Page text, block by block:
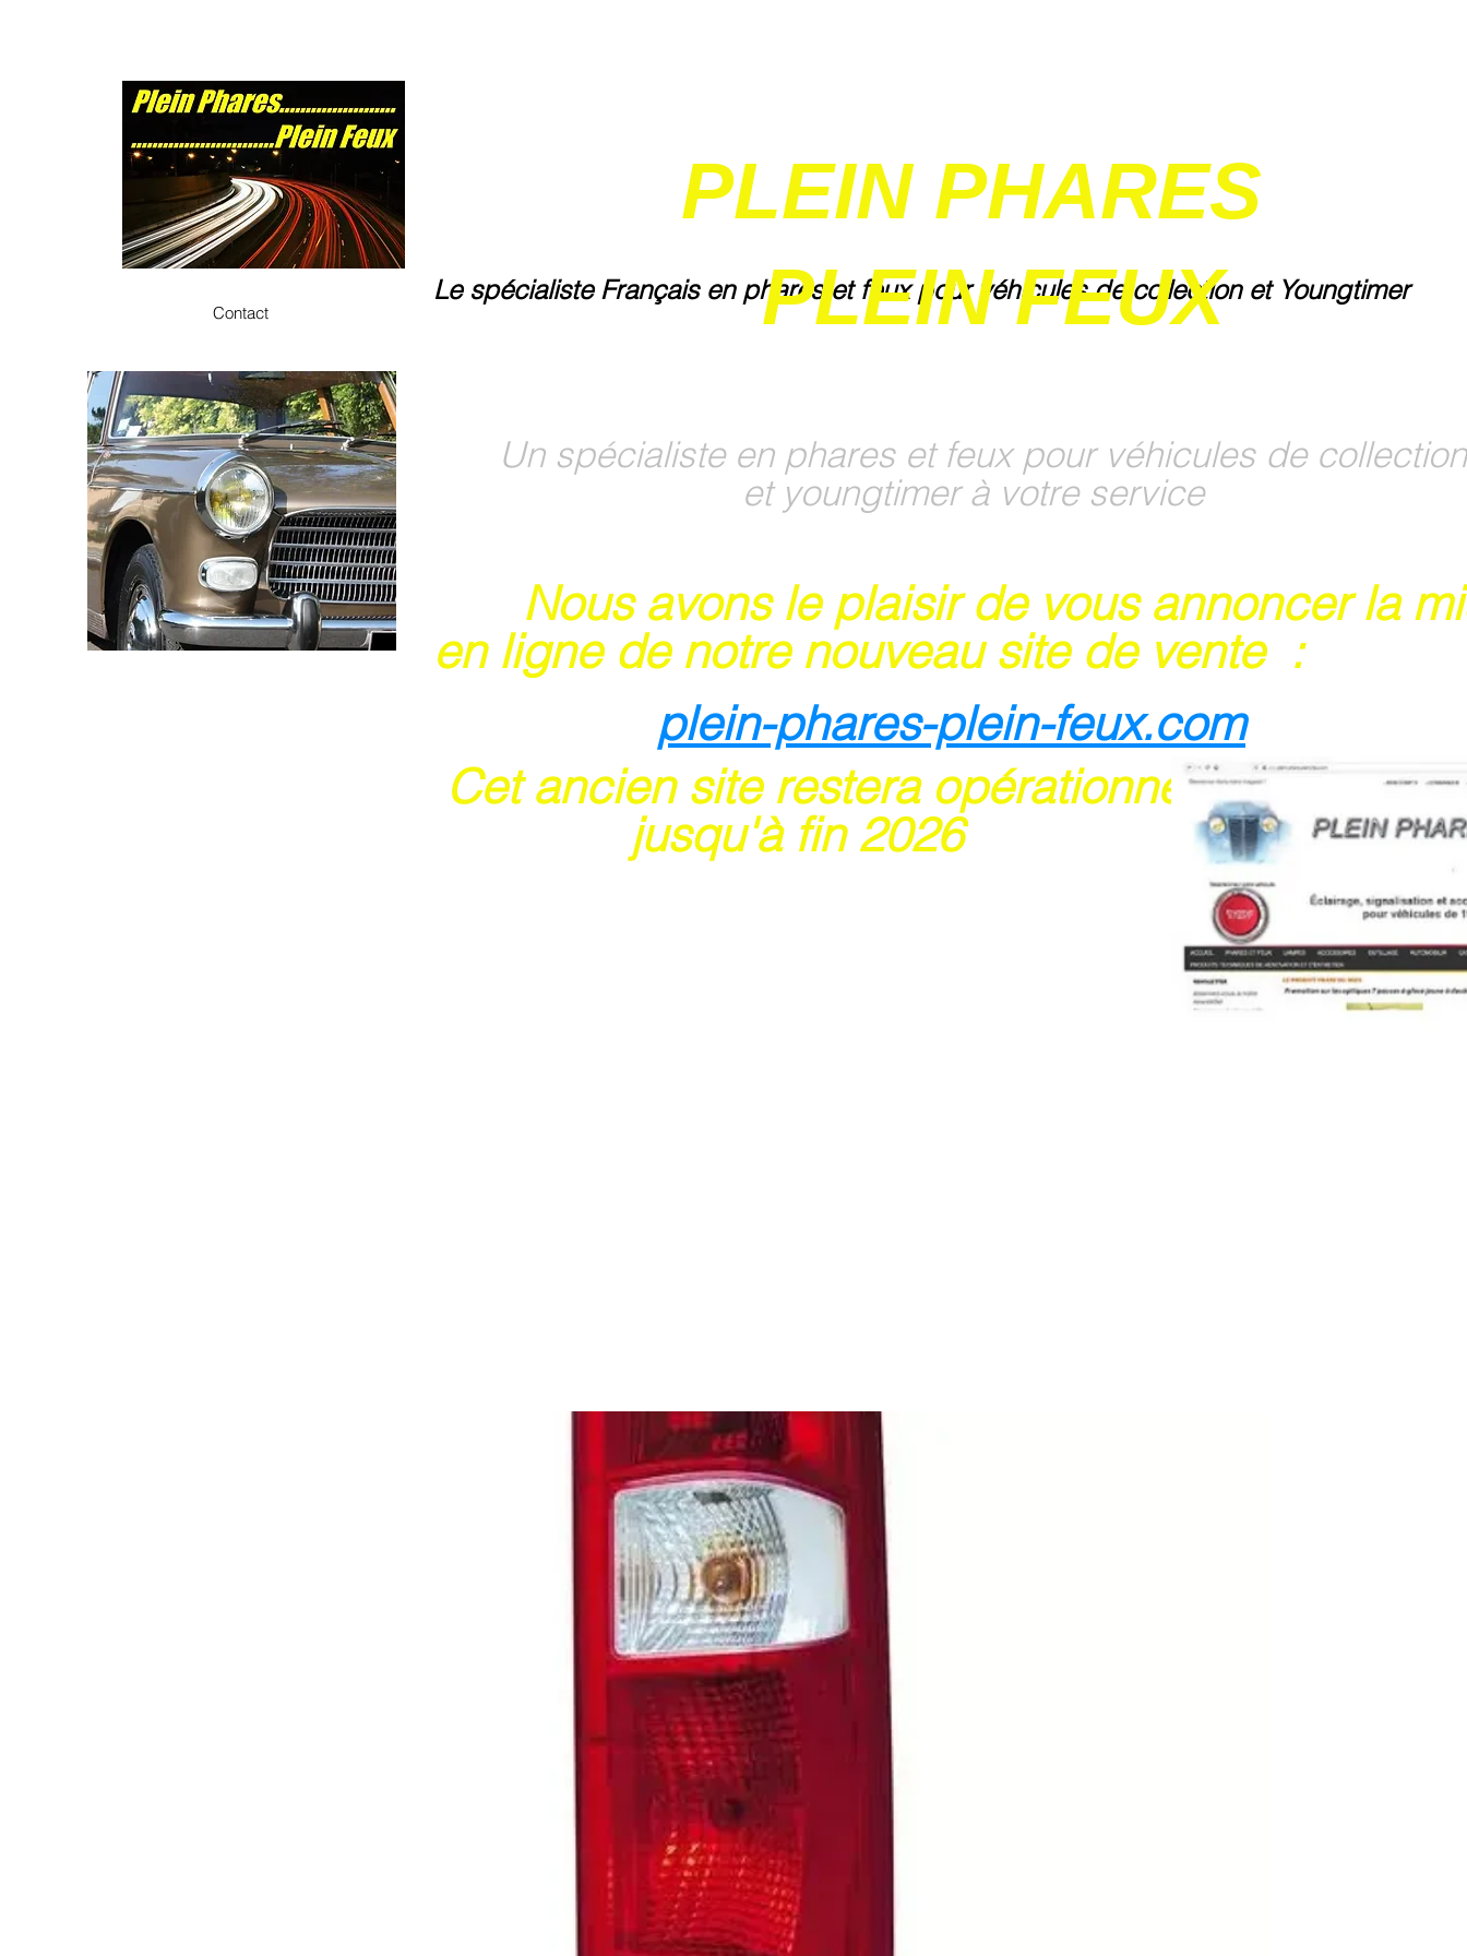
Contact
Le spécialiste Français en phares et feux pour véhicules de collection et Youngtimer
Un spécialiste en phares et feux pour véhicules de collection
et youngtimer à votre service
Nous avons le plaisir de vous annoncer la
en ligne de notre nouveau site de vente :
plein-phares-plein-feux.com
Cet ancien site restera opérationnel
jusqu'à fin 2026
PLEIN PHARES
PLEIN FEUX